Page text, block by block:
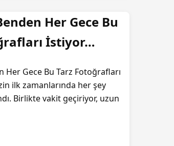
Her Gece Bu
İstiyor…
Her Gece Bu Tarz Fotoğrafları
ilk zamanlarında her şey
Birlikte vakit geçiriyor, uzun